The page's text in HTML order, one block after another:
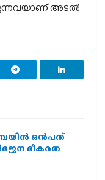
അടല്‍
ഒന്‍പത്
ഭീകരത